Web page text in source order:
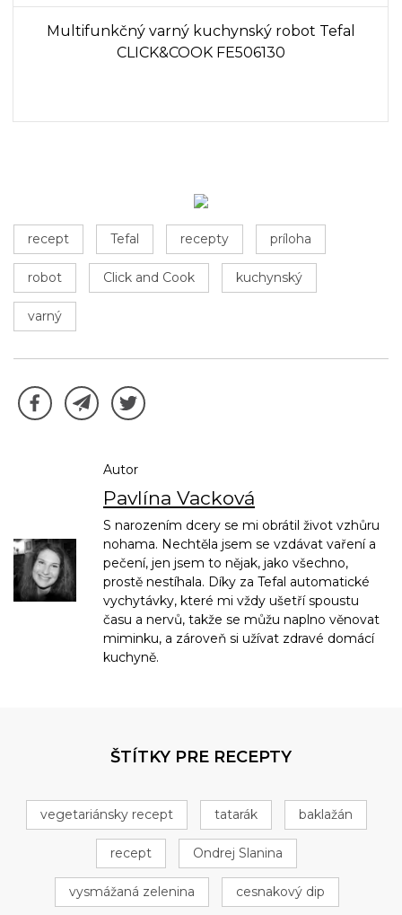
Multifunkčný varný kuchynský robot Tefal
CLICK&COOK FE506130
recept Tefal recepty príloha
robot Click and Cook kuchynský
varný
Autor
Pavlína Vacková
S narozením dcery se mi obrátil život vzhůru
nohama. Nechtěla jsem se vzdávat vaření a
pečení, jen jsem to nějak, jako všechno,
prostě nestíhala. Díky za Tefal automatické
vychytávky, které mi vždy ušetří spoustu
času a nervů, takže se můžu naplno věnovat
miminku, a zároveň si užívat zdravé domácí
kuchyně.
ŠTÍTKY PRE RECEPTY
vegetariánsky recept tatarák baklažán
recept Ondrej Slanina
vysmážaná zelenina cesnakový dip